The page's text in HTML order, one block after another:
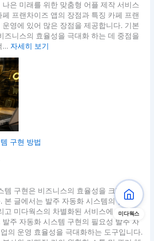
미다웍스
은 미래를 위한 맞춤형 어플 제작 서비스
프랜차이즈 앱의 장점과 특징 카페 프랜
영에 있어 많은 장점을 제공합니다. 기본
즈니스의 효율성을 극대화 하는 데 중점을
... 자세히 보기
구현 방법
템 구현은 비즈니스의 효율성을 크게 향상
본 글에서는 발주 자동화 시스템의 필요성
고 미다웍스의 차별화된 서비스에 대해 상
주 자동화 시스템 구현의 필요성 발주 자
의 운영 효율성을 극대화하는 도구입니다.